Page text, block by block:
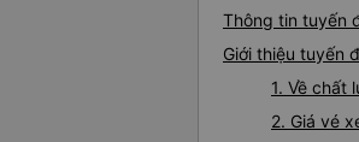
Thông tin tuyến
Giới thiệu tuyến
1. Về chất
2. Giá vé